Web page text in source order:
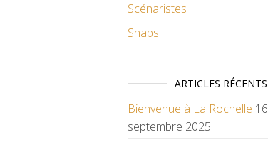
Scénaristes
Snaps
ARTICLES RÉCENTS
Bienvenue à La Rochelle 16
septembre 2025